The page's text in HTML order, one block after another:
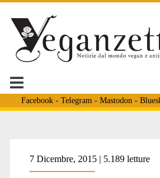
Facebook- Telegram - Mastodon -
Tag:
7 Dicembre, 2015 | 5.189 letture